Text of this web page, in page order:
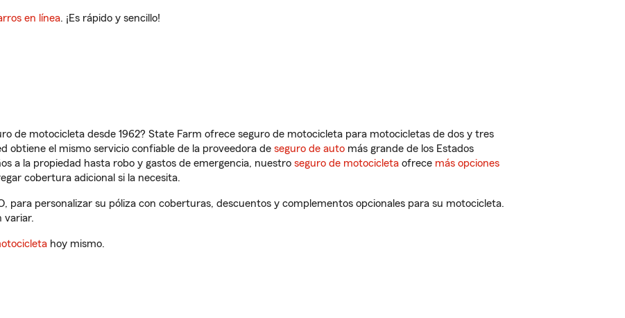
en línea. ¡Es rápido y sencillo!
de motocicleta desde 1962? State Farm ofrece seguro de motocicleta para motocicletas de dos y tres
obtiene el mismo servicio confiable de la proveedora de seguro de auto más grande de los Estados
a la propiedad hasta robo y gastos de emergencia, nuestro seguro de motocicleta ofrece más opciones
cobertura adicional si la necesita.
para personalizar su póliza con coberturas, descuentos y complementos opcionales para su motocicleta.
variar.
hoy mismo.